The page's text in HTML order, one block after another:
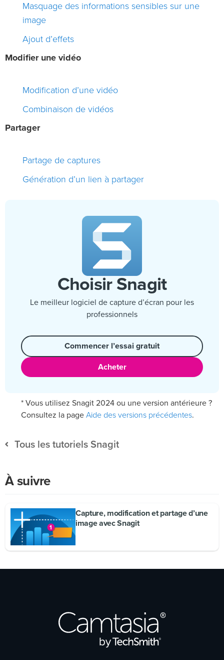
Masquage des informations sensibles sur une
image
Ajout d’effets
Modifier une vidéo
Modification d’une vidéo
Combinaison de vidéos
Partager
Partage de captures
Génération d’un lien à partager
Choisir Snagit
Le meilleur logiciel de capture d’écran pour les
professionnels
Commencer l’essai gratuit
Acheter
* Vous utilisez Snagit 2024 ou une version antérieure ?
Consultez la page Aide des versions précédentes.
Tous les tutoriels Snagit
À suivre
Capture, modification et partage d’une
image avec Snagit